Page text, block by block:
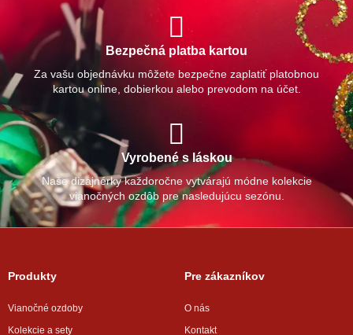
Bezpečná platba kartou
Za vašu objednávku môžete bezpečne zaplatiť platobnou
kartou online, dobierkou alebo prevodom na účet.
Vyrobené s láskou
Naše dizajnérky každoročne vytvárajú módne kolekcie
vianočných ozdôb pre nasledujúcu sezónu.
Produkty
Vianočné ozdoby
Kolekcie a sety
Pre zákazníkov
O nás
Kontakt